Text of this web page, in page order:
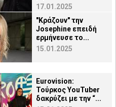
17.01.2025
"Κράζουν" την
Josephine επειδή
ερμήνευσε το...
15.01.2025
Eurovision:
Τούρκος YouTuber
δακρύζει με την “...